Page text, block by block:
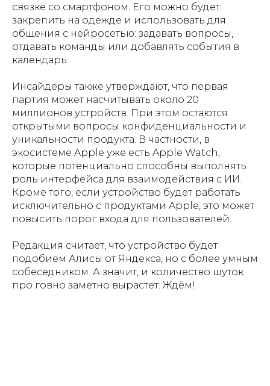
связке со смартфоном. Его можно будет
закрепить на одежде и использовать для
общения с нейросетью: задавать вопросы,
отдавать команды или добавлять события в
календарь.
Инсайдеры также утверждают, что первая
партия может насчитывать около 20
миллионов устройств. При этом остаются
открытыми вопросы конфиденциальности и
уникальности продукта. В частности, в
экосистеме Apple уже есть Apple Watch,
которые потенциально способны выполнять
роль интерфейса для взаимодействия с ИИ.
Кроме того, если устройство будет работать
исключительно с продуктами Apple, это может
повысить порог входа для пользователей.
Редакция считает, что устройство будет
подобием Алисы от Яндекса, но с более умным
собеседником. А значит, и количество шуток
про говно заметно вырастет. Ждём!